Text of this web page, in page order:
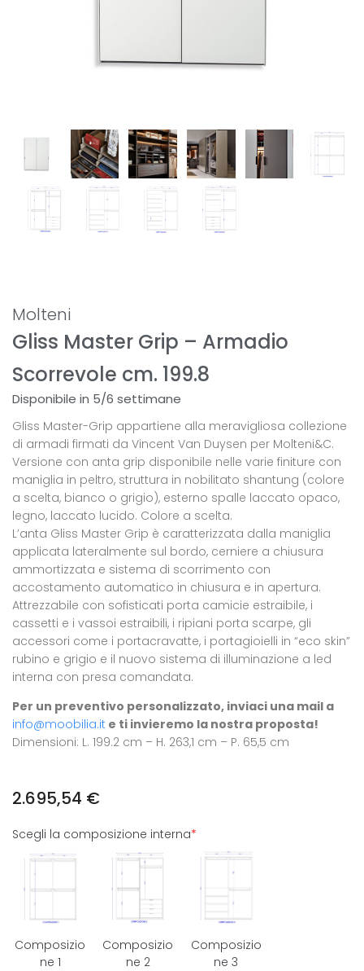
Molteni
Gliss Master Grip – Armadio
Scorrevole cm. 199.8
Disponibile in 5/6 settimane
Gliss Master-Grip appartiene alla meravigliosa collezione
di armadi firmati da Vincent Van Duysen per Molteni&C.
Versione con anta grip disponibile nelle varie finiture con
maniglia in peltro, struttura in nobilitato shantung (colore
a scelta, bianco o grigio), esterno spalle laccato opaco,
legno, laccato lucido. Colore a scelta.
L’anta Gliss Master Grip è caratterizzata dalla maniglia
applicata lateralmente sul bordo, cerniere a chiusura
ammortizzata e sistema di scorrimento con
accostamento automatico in chiusura e in apertura.
Attrezzabile con sofisticati porta camicie estraibile, i
cassetti e i vassoi estraibili, i ripiani porta scarpe, gli
accessori come i portacravatte, i portagioielli in “eco skin”
rubino e grigio e il nuovo sistema di illuminazione a led
interna con presa comandata.
Per un preventivo personalizzato, inviaci una mail a
info@moobilia.it e ti invieremo la nostra proposta!
Dimensioni: L. 199.2 cm – H. 263,1 cm – P. 65,5 cm
2.695,54 €
Scegli la composizione interna*
Composizio
ne 1
Composizio
ne 2
Composizio
ne 3